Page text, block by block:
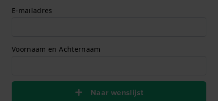
E-mailadres
Voornaam en Achternaam
Naar wenslijst